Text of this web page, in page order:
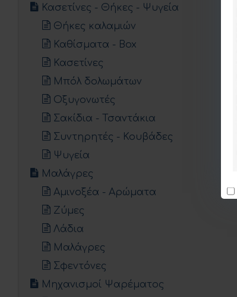
Κασετίνες - Θήκες - Ψυγεία
Θήκες καλαμιών
Καθίσματα - Box
Κασετίνες
Μπόλ δολωμάτων
Οξυγονωτές
Σακίδια - Τσαντάκια
Συντηρητές - Κουβάδες
Ψυγεία
Μαλάγρες
Αμινοξέα - Αρώματα
Ζύμες
Λάδια
Μαλάγρες
Σφεντόνες
Μηχανισμοί Ψαρέματος